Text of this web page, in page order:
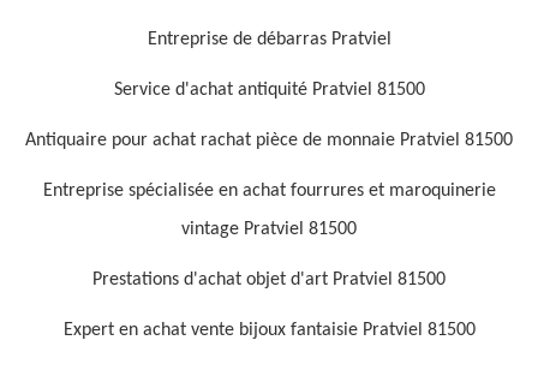
Entreprise de débarras Pratviel
Service d'achat antiquité Pratviel 81500
Antiquaire pour achat rachat pièce de monnaie Pratviel 81500
Entreprise spécialisée en achat fourrures et maroquinerie
vintage Pratviel 81500
Prestations d'achat objet d'art Pratviel 81500
Expert en achat vente bijoux fantaisie Pratviel 81500